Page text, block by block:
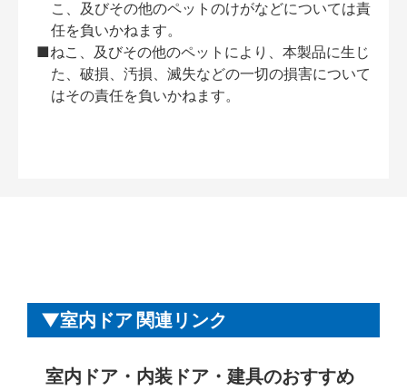
こ、及びその他のペットのけがなどについては責
任を負いかねます。
■ねこ、及びその他のペットにより、本製品に生じ
た、破損、汚損、滅失などの一切の損害について
はその責任を負いかねます。
室内ドア 関連リンク
室内ドア・内装ドア・建具のおすすめ